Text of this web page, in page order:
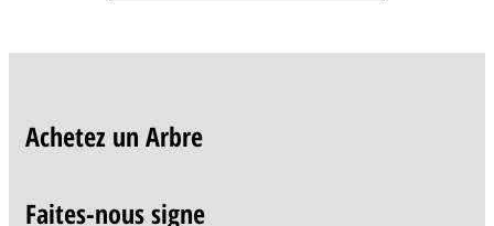
Achetez un Arbre
Faites-nous signe